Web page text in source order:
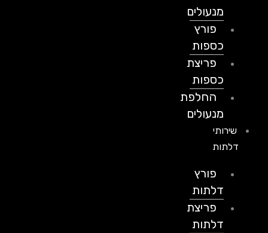
מנעולים
פורץ
כספות
פריצת
כספות
החלפת
מנעולים
שירותי
דלתות
פורץ
דלתות
פריצת
דלתות